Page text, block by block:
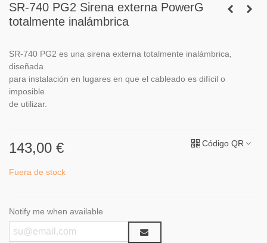
SR-740 PG2 Sirena externa PowerG
totalmente inalámbrica
SR-740 PG2 es una sirena externa totalmente inalámbrica,
diseñada
para instalación en lugares en que el cableado es difícil o
imposible
de utilizar.
143,00 € Código QR
Fuera de stock
Notify me when available